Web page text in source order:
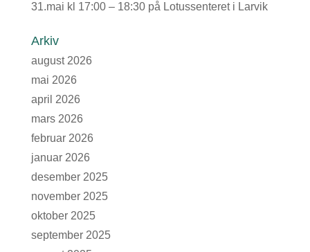
31.mai kl 17:00 – 18:30 på Lotussenteret i Larvik
Arkiv
august 2026
mai 2026
april 2026
mars 2026
februar 2026
januar 2026
desember 2025
november 2025
oktober 2025
september 2025